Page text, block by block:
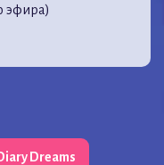
эфира)
Dreams